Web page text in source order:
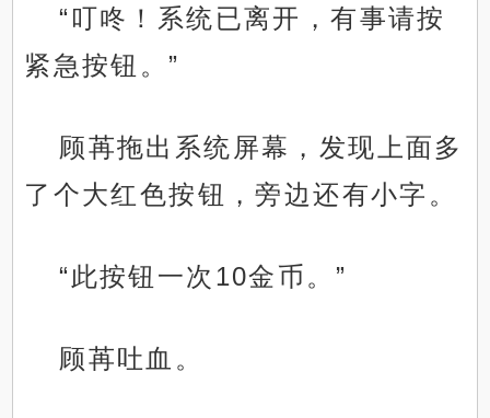
“叮咚！系统已离开，有事请按
紧急按钮。”
顾苒拖出系统屏幕，发现上面多
了个大红色按钮，旁边还有小字。
“此按钮一次10金币。”
顾苒吐血。